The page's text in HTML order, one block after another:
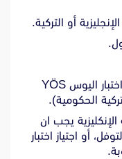
أو التركية.
بعض الجامعات تشترط النجاح في اختبار اليوس YÖS
الحكومية).
يجب ان
أو اجتياز اختبار